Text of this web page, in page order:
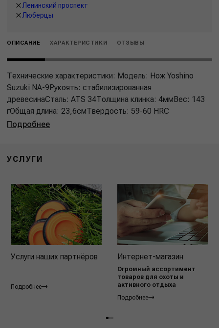
Ленинский проспект
Люберцы
ОПИСАНИЕ ХАРАКТЕРИСТИКИ ОТЗЫВЫ
Технические характеристики: Модель: Нож Yoshino
Suzuki NA-9Рукоять: стабилизированная
древесинаСталь: ATS 34Толщина клинка: 4ммВес: 143
гОбщая длина: 23,6смТвердость: 59-60 HRC
Подробнее
УСЛУГИ
Услуги наших партнёров
Подробнее
Интернет-магазин
Огромный ассортимент
товаров для охоты и
активного отдыха
Подробнее